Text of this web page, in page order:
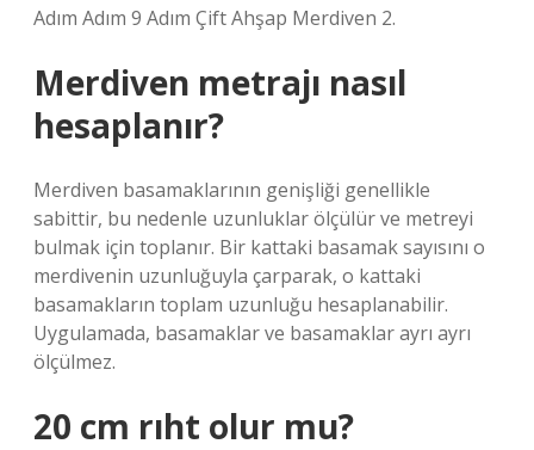
Adım Adım 9 Adım Çift Ahşap Merdiven 2.
Merdiven metrajı nasıl
hesaplanır?
Merdiven basamaklarının genişliği genellikle
sabittir, bu nedenle uzunluklar ölçülür ve metreyi
bulmak için toplanır. Bir kattaki basamak sayısını o
merdivenin uzunluğuyla çarparak, o kattaki
basamakların toplam uzunluğu hesaplanabilir.
Uygulamada, basamaklar ve basamaklar ayrı ayrı
ölçülmez.
20 cm rıht olur mu?